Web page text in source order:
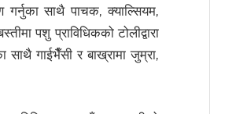
गर्नुका साथै पाचक, क्याल्सियम,
पशु प्राविधिकको टोलीद्वारा
साथै गाईभैँसी र बाख्रामा जुम्रा,